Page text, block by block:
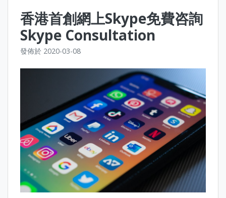
香港首創網上Skype免費咨詢
Skype Consultation
發佈於 2020-03-08